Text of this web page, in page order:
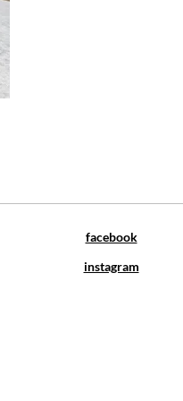
facebook
instagram